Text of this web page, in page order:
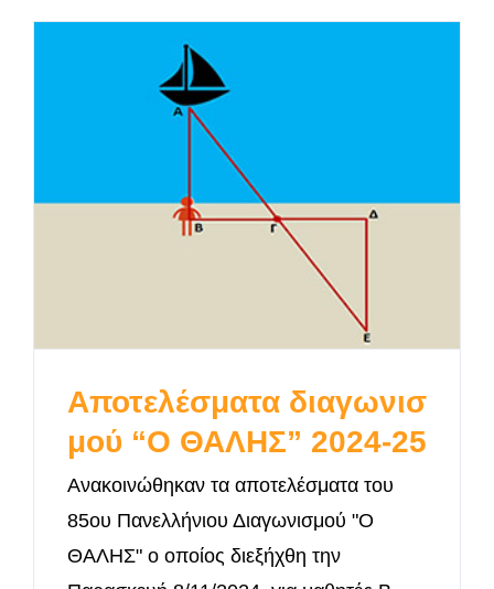
Αποτελέσματα διαγωνισ
μού “Ο ΘΑΛΗΣ” 2024-25
Ανακοινώθηκαν τα αποτελέσματα του
85ου Πανελλήνιου Διαγωνισμού "Ο
ΘΑΛΗΣ" ο οποίος διεξήχθη την